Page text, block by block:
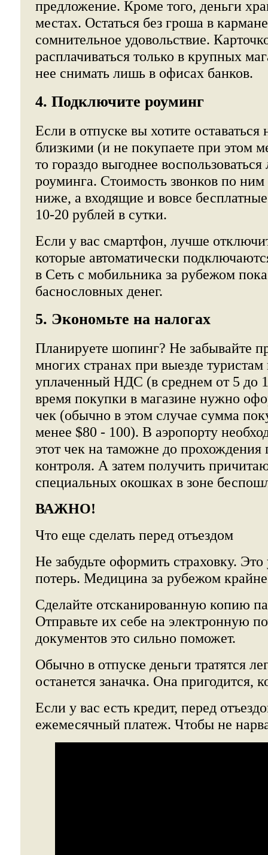
предложение. Кроме того, деньги
местах. Остаться без гроша в
сомнительное удовольствие.
расплачиваться только в крупных
нее снимать лишь в офисах банков.
4. Подключите роуминг
Если в отпуске вы хотите оставаться
близкими (и не покупаете при этом
то гораздо выгоднее
роуминга. Стоимость звонков по ним
ниже, а входящие и вовсе
10-20 рублей в сутки.
Если у вас смартфон, лучше
которые автоматически
в Сеть с мобильника за рубежом
баснословных денег.
5. Экономьте на налогах
Планируете шопинг? Не забывайте
многих странах при выезде
уплаченный НДС (в среднем от 5 до
время покупки в магазине нужно
чек (обычно в этом случае сумма
менее $80 - 100). В аэропорту
этот чек на таможне до прохождения
контроля. А затем получить
специальных окошках в зоне
ВАЖНО!
Что еще сделать перед отъездом
Не забудьте оформить страховку.
потерь. Медицина за рубежом
Сделайте отсканированную копию
Отправьте их себе на электронную
документов это сильно поможет.
Обычно в отпуске деньги тратятся
останется заначка. Она пригодится,
Если у вас есть кредит, перед
ежемесячный платеж. Чтобы не